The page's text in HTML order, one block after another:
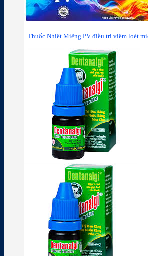
Thuốc Nhiệt Miệng PV điều trị viêm loét